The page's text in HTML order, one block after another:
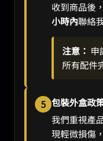
收到商品後
小時內聯絡
注意： 申
所有配件
5 包裝外盒政
我們重視產
現輕微損傷